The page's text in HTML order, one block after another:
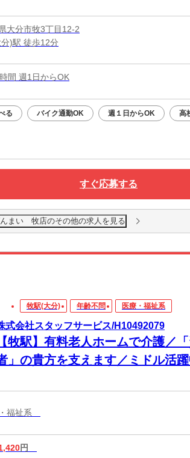
大分市牧3丁目12-2
)駅 徒歩12分
間 週1日からOK
る バイク通勤OK 週１日からOK 高
すぐ応募する
まい 牧店のその他の求人を見る
牧駅(大分) 年齢不問 医療・福祉系
式会社スタッフサービス/H10492079
【牧駅】有料老人ホームで介護／
」の貴方を支えます／ミドル活
福祉系
円